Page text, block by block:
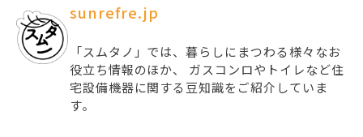
sunrefre.jp
「スムタノ」では、暮らしにまつわる様々なお
役立ち情報のほか、 ガスコンロやトイレなど住
宅設備機器に関する豆知識をご紹介していま
す。